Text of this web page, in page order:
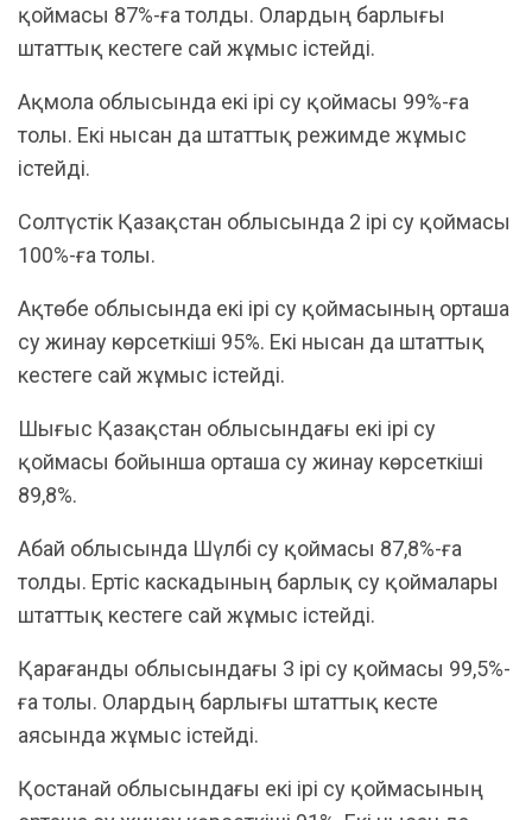
қоймасы 87%-ға толды. Олардың барлығы
штаттық кестеге сай жұмыс істейді.
Ақмола облысында екі ірі су қоймасы 99%-ға
толы. Екі нысан да штаттық режимде жұмыс
істейді.
Солтүстік Қазақстан облысында 2 ірі су қоймасы
100%-ға толы.
Ақтөбе облысында екі ірі су қоймасының орташа
су жинау көрсеткіші 95%. Екі нысан да штаттық
кестеге сай жұмыс істейді.
Шығыс Қазақстан облысындағы екі ірі су
қоймасы бойынша орташа су жинау көрсеткіші
89,8%.
Абай облысында Шүлбі су қоймасы 87,8%-ға
толды. Ертіс каскадының барлық су қоймалары
штаттық кестеге сай жұмыс істейді.
Қарағанды облысындағы 3 ірі су қоймасы 99,5%-
ға толы. Олардың барлығы штаттық кесте
аясында жұмыс істейді.
Қостанай облысындағы екі ірі су қоймасының